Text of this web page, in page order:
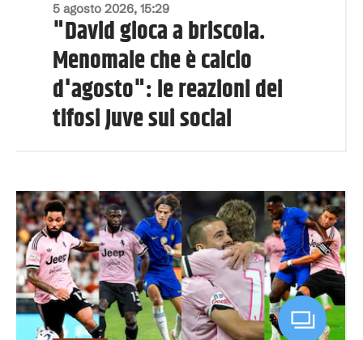
5 agosto 2026, 15:29
"David gioca a briscola.
Menomale che è calcio
d'agosto": le reazioni dei
tifosi Juve sui social